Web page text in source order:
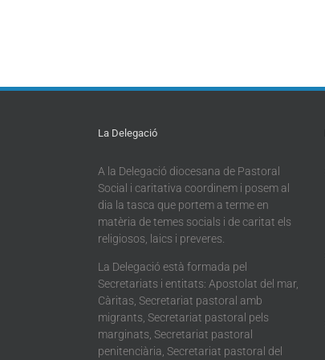
La Delegació
A la Delegació diocesana de Pastoral
Social i caritativa coordinem i posem al
dia la tasca que portem a terme en
matèria de temes socials i de caritat els
religiosos, laics i preveres.
La Delegació està formada pel
Secretariats i entitats: Apostolat del mar,
Càritas, Secretariat pastoral amb
migrants, Secretariat pastoral pels
marginats, Secretariat pastoral
penitenciària, Secretariat pastoral del